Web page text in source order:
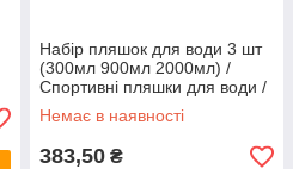
Набір пляшок для води 3 шт
(300мл 900мл 2000мл) /
Спортивні пляшки для води /
Пляшка для води Black
(9045)
Немає в наявності
383,50 ₴